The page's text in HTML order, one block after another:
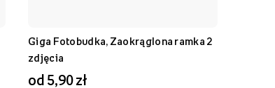
Giga Fotobudka, Zaokrąglona ramka 2
zdjęcia
od 5,90 zł